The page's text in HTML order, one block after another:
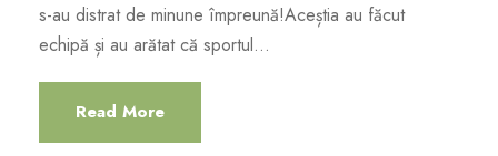
s-au distrat de minune împreună!Aceștia au făcut
echipă și au arătat că sportul...
Read More